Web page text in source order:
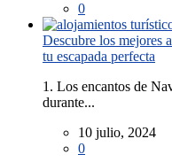
0
Descubre los mejores
tu escapada perfecta
1. Los encantos de
durante...
10 julio, 2024
0